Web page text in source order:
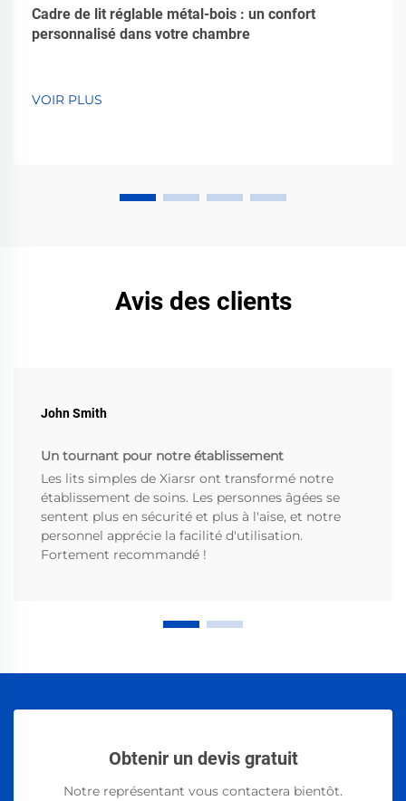
Cadre de lit réglable métal-bois : un confort
personnalisé dans votre chambre
VOIR PLUS
Avis des clients
John Smith
Un tournant pour notre établissement
Les lits simples de Xiarsr ont transformé notre
établissement de soins. Les personnes âgées se
sentent plus en sécurité et plus à l'aise, et notre
personnel apprécie la facilité d'utilisation.
Fortement recommandé !
Obtenir un devis gratuit
Notre représentant vous contactera bientôt.